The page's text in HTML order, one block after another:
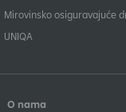
Mirovinsko osiguravajuće
UNIQA
O nama